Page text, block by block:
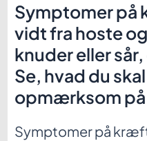
Symptomer
vidt fra hoste
knuder eller
Se, hvad du
opmærksom
Symptomer på